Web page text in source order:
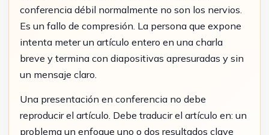
conferencia débil normalmente no son los nervios.
Es un fallo de compresión. La persona que expone
intenta meter un artículo entero en una charla
breve y termina con diapositivas apresuradas y sin
un mensaje claro.
Una presentación en conferencia no debe
reproducir el artículo. Debe traducir el artículo en: un
problema un enfoque uno o dos resultados clave